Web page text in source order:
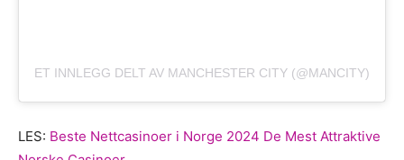
ET INNLEGG DELT AV MANCHESTER CITY (@MANCITY)
LES: Beste Nettcasinoer i Norge 2024 De Mest Attraktive